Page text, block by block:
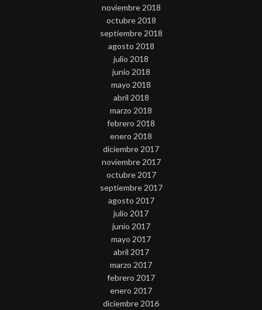
noviembre 2018
octubre 2018
septiembre 2018
agosto 2018
julio 2018
junio 2018
mayo 2018
abril 2018
marzo 2018
febrero 2018
enero 2018
diciembre 2017
noviembre 2017
octubre 2017
septiembre 2017
agosto 2017
julio 2017
junio 2017
mayo 2017
abril 2017
marzo 2017
febrero 2017
enero 2017
diciembre 2016